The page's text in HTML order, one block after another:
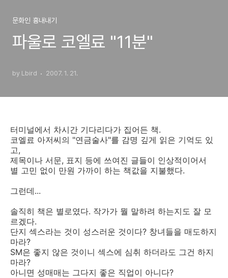
문화인 흉내내기
파울로 코엘료 "11분"
by Lbird 2007. 1. 21.
터미널에서 차시간 기다리다가 집어든 책.
코엘료 아저씨의 "연금술사"를 감명 깊게 읽은 기억도 있
고,
제목이나 서문, 표지 등에 쓰여진 글들이 인상적이어서
별 고민 없이 만원 가까이 하는 책값을 지불했다.
그런데...
솔직히 책은 별로였다. 작가가 뭘 말하려 하는지도 잘 모
르겠다.
단지 섹스라는 것이 성스러운 것이다? 창녀들을 매도하지
마라?
SM은 좋지 않은 것이니 섹스에 심취 하더라도 그건 하지
마라?
아니면 성매매는 그다지 좋은 직업이 아니다?